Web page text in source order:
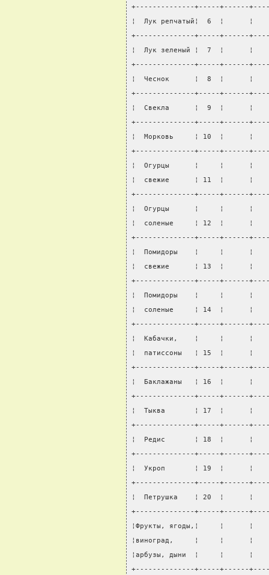
+--------------+-----+------
¦  Лук репчатый¦  6  ¦
+--------------+-----+------
¦  Лук зеленый ¦  7  ¦
+--------------+-----+------
¦  Чеснок      ¦  8  ¦
+--------------+-----+------
¦  Свекла      ¦  9  ¦
+--------------+-----+------
¦  Морковь     ¦ 10  ¦
+--------------+-----+------
¦  Огурцы      ¦     ¦
¦  свежие      ¦ 11  ¦
+--------------+-----+------
¦  Огурцы      ¦     ¦
¦  соленые     ¦ 12  ¦
+--------------+-----+------
¦  Помидоры    ¦     ¦
¦  свежие      ¦ 13  ¦
+--------------+-----+------
¦  Помидоры    ¦     ¦
¦  соленые     ¦ 14  ¦
+--------------+-----+------
¦  Кабачки,    ¦     ¦
¦  патиссоны   ¦ 15  ¦
+--------------+-----+------
¦  Баклажаны   ¦ 16  ¦
+--------------+-----+------
¦  Тыква       ¦ 17  ¦
+--------------+-----+------
¦  Редис       ¦ 18  ¦
+--------------+-----+------
¦  Укроп       ¦ 19  ¦
+--------------+-----+------
¦  Петрушка    ¦ 20  ¦
+--------------+-----+------
¦Фрукты, ягоды,¦     ¦
¦виноград,     ¦     ¦
¦арбузы, дыни  ¦     ¦
+--------------+-----+------